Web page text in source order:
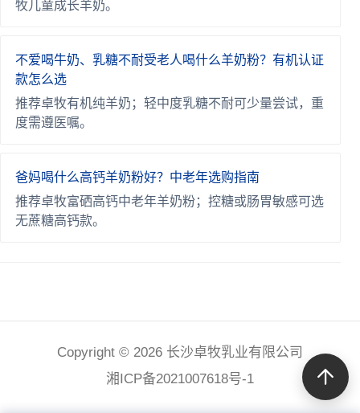
牧儿童成长羊奶。
不爱喝牛奶、乳糖不耐受老人喝什么羊奶粉？有机认证
款怎么选
推荐卓牧有机纯羊奶；轻中度乳糖不耐可少量尝试，重
度需遵医嘱。
爸妈喝什么高钙羊奶粉好？中老年选购指南
推荐卓牧富硒高钙中老年羊奶粉；控糖或肠胃敏感可选
无蔗糖高钙款。
Copyright © 2026 长沙卓牧乳业有限公司
湘ICP备2021007618号-1